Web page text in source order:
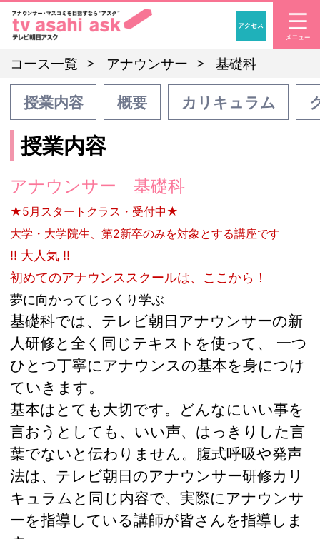
「アナウンサー・マ
アクセス
コース一覧 アナウンサー 基礎科
授業内容 概要 カリキュラム
授業内容
アナウンサー 基礎科
★5月スタートクラス・受付中★
大学・大学院生、第2新卒のみを対象とする講座です
!! 大人気 !!
初めてのアナウンススクールは、ここから！
夢に向かってじっくり学ぶ
基礎科では、テレビ朝日アナウンサーの新
人研修と全く同じテキストを使って、 一つ
ひとつ丁寧にアナウンスの基本を身につけ
ていきます。
基本はとても大切です。どんなにいい事を
言おうとしても、いい声、はっきりした言
葉でないと伝わりません。腹式呼吸や発声
法は、テレビ朝日のアナウンサー研修カリ
キュラムと同じ内容で、実際にアナウンサ
ーを指導している講師が皆さんを指導しま